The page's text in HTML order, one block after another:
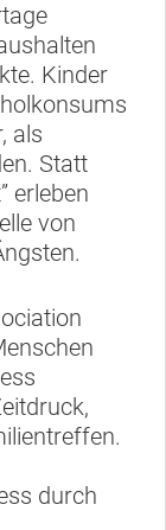
Kinder
als
Statt
erleben
von
durch